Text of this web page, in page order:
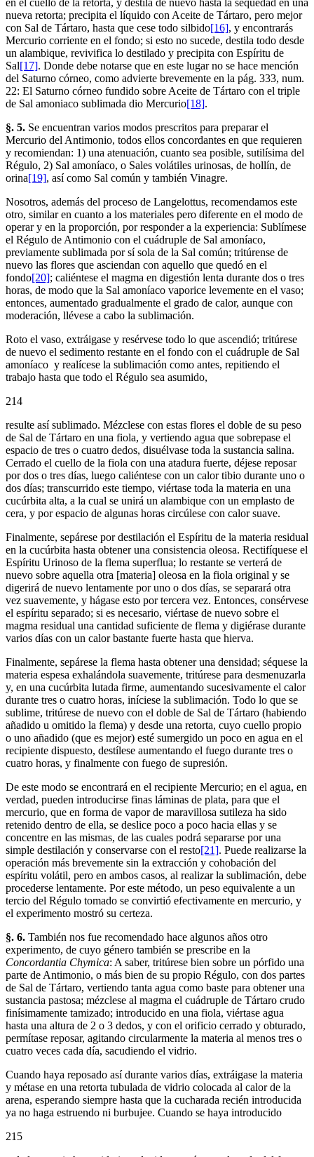
nueva retorta; precipita el líquido con Aceite de Tártaro, pero mejor
con Sal de Tártaro, hasta que cese todo silbido[16], y encontrarás
Mercurio corriente en el fondo; si esto no sucede, destila todo desde
un alambique, revivifica lo destilado y precipita con Espíritu de
Sal[17]. Donde debe notarse que en este lugar no se hace mención
del Saturno córneo, como advierte brevemente en la pág. 333, num.
22: El Saturno córneo fundido sobre Aceite de Tártaro con el triple
de Sal amoniaco sublimada dio Mercurio[18].
§. 5. Se encuentran varios modos prescritos para preparar el
Mercurio del Antimonio, todos ellos concordantes en que requieren
y recomiendan: 1) una atenuación, cuanto sea posible, sutilísima del
Régulo, 2) Sal amoníaco, o Sales volátiles urinosas, de hollín, de
orina[19], así como Sal común y también Vinagre.
Nosotros, además del proceso de Langelottus, recomendamos este
otro, similar en cuanto a los materiales pero diferente en el modo de
operar y en la proporción, por responder a la experiencia: Sublímese
el Régulo de Antimonio con el cuádruple de Sal amoníaco,
previamente sublimada por sí sola de la Sal común; tritúrense de
nuevo las flores que asciendan con aquello que quedó en el
fondo[20]; caliéntese el magma en digestión lenta durante dos o tres
horas, de modo que la Sal amoníaco vaporice levemente en el vaso;
entonces, aumentado gradualmente el grado de calor, aunque con
moderación, llévese a cabo la sublimación.
Roto el vaso, extráigase y resérvese todo lo que ascendió; tritúrese
de nuevo el sedimento restante en el fondo con el cuádruple de Sal
amoníaco y realícese la sublimación como antes, repitiendo el
trabajo hasta que todo el Régulo sea asumido,
214
resulte así sublimado. Mézclese con estas flores el doble de su peso
de Sal de Tártaro en una fiola, y vertiendo agua que sobrepase el
espacio de tres o cuatro dedos, disuélvase toda la sustancia salina.
Cerrado el cuello de la fiola con una atadura fuerte, déjese reposar
por dos o tres días, luego caliéntese con un calor tibio durante uno o
dos días; transcurrido este tiempo, viértase toda la materia en una
cucúrbita alta, a la cual se unirá un alambique con un emplasto de
cera, y por espacio de algunas horas circúlese con calor suave.
Finalmente, sepárese por destilación el Espíritu de la materia residual
en la cucúrbita hasta obtener una consistencia oleosa. Rectifíquese el
Espíritu Urinoso de la flema superflua; lo restante se verterá de
nuevo sobre aquella otra [materia] oleosa en la fiola original y se
digerirá de nuevo lentamente por uno o dos días, se separará otra
vez suavemente, y hágase esto por tercera vez. Entonces, consérvese
el espíritu separado; si es necesario, viértase de nuevo sobre el
magma residual una cantidad suficiente de flema y digiérase durante
varios días con un calor bastante fuerte hasta que hierva.
Finalmente, sepárese la flema hasta obtener una densidad; séquese la
materia espesa exhalándola suavemente, tritúrese para desmenuzarla
y, en una cucúrbita lutada firme, aumentando sucesivamente el calor
durante tres o cuatro horas, iníciese la sublimación. Todo lo que se
sublime, tritúrese de nuevo con el doble de Sal de Tártaro (habiendo
añadido u omitido la flema) y desde una retorta, cuyo cuello propio
o uno añadido (que es mejor) esté sumergido un poco en agua en el
recipiente dispuesto, destílese aumentando el fuego durante tres o
cuatro horas, y finalmente con fuego de supresión.
De este modo se encontrará en el recipiente Mercurio; en el agua, en
verdad, pueden introducirse finas láminas de plata, para que el
mercurio, que en forma de vapor de maravillosa sutileza ha sido
retenido dentro de ella, se deslice poco a poco hacia ellas y se
concentre en las mismas, de las cuales podrá separarse por una
simple destilación y conservarse con el resto[21]. Puede realizarse la
operación más brevemente sin la extracción y cohobación del
espíritu volátil, pero en ambos casos, al realizar la sublimación, debe
procederse lentamente. Por este método, un peso equivalente a un
tercio del Régulo tomado se convirtió efectivamente en mercurio, y
el experimento mostró su certeza.
§. 6. También nos fue recomendado hace algunos años otro
experimento, de cuyo género también se prescribe en la
Concordantia Chymica: A saber, tritúrese bien sobre un pórfido una
parte de Antimonio, o más bien de su propio Régulo, con dos partes
de Sal de Tártaro, vertiendo tanta agua como baste para obtener una
sustancia pastosa; mézclese al magma el cuádruple de Tártaro crudo
finísimamente tamizado; introducido en una fiola, viértase agua
hasta una altura de 2 o 3 dedos, y con el orificio cerrado y obturado,
permítase reposar, agitando circularmente la materia al menos tres o
cuatro veces cada día, sacudiendo el vidrio.
Cuando haya reposado así durante varios días, extráigase la materia
y métase en una retorta tubulada de vidrio colocada al calor de la
arena, esperando siempre hasta que la cucharada recién introducida
ya no haga estruendo ni burbujee. Cuando se haya introducido
215